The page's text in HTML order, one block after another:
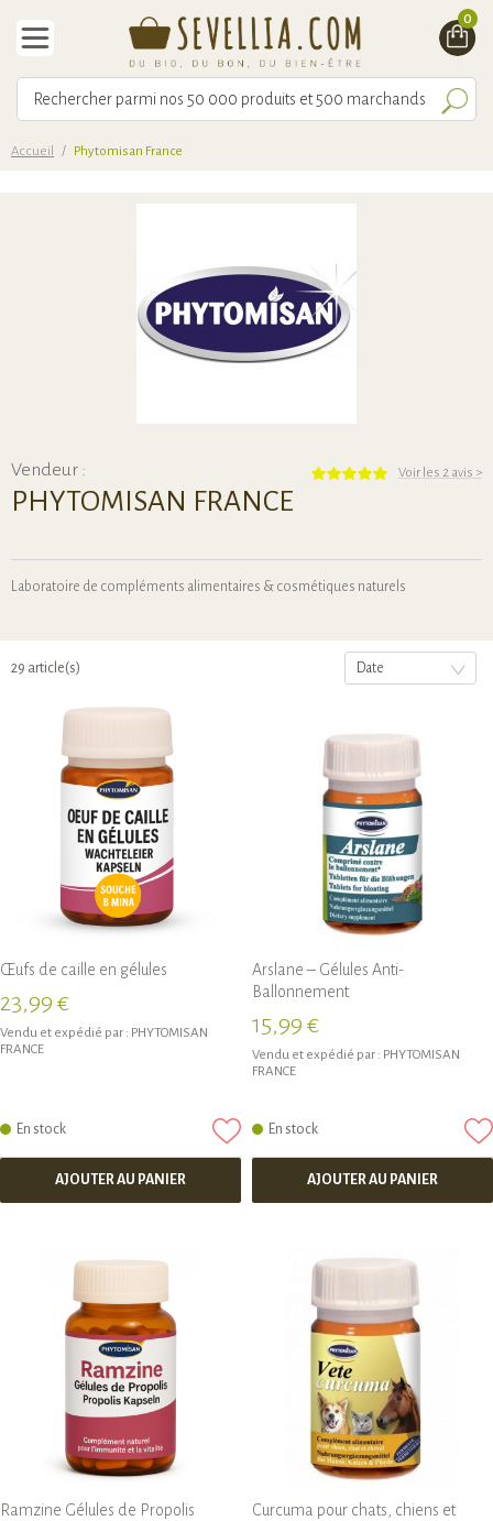
0
Accueil / Phytomisan France
Vendeur :
PHYTOMISAN FRANCE
Voir les 2 avis >
Laboratoire de compléments alimentaires & cosmétiques naturels
29 article(s) Date
Œufs de caille en gélules
23,99 €
Vendu et expédié par : PHYTOMISAN
FRANCE
En stock
AJOUTER AU PANIER
Arslane – Gélules Anti-
Ballonnement
15,99 €
Vendu et expédié par : PHYTOMISAN
FRANCE
En stock
AJOUTER AU PANIER
Ramzine Gélules de Propolis
Curcuma pour chats, chiens et